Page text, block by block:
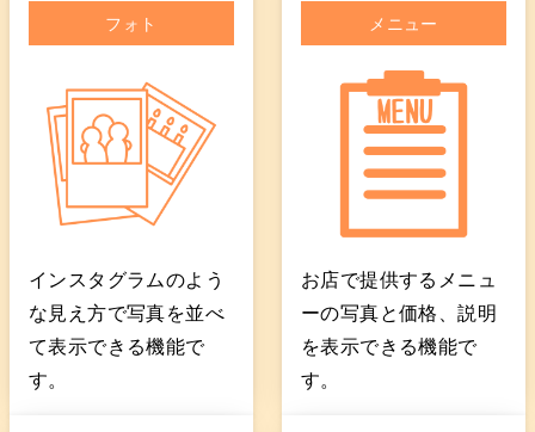
フォト
インスタグラムのよう
な見え方で写真を並べ
て表示できる機能で
す。
メニュー
お店で提供するメニュ
ーの写真と価格、説明
を表示できる機能で
す。